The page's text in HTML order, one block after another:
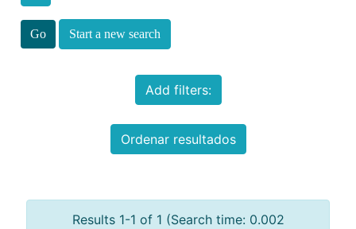
Start a new search
Add filters:
Ordenar resultados
Results 1-1 of 1 (Search time: 0.002